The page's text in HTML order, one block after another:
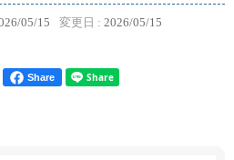
05/15 変更日 : 2026/05/15
Share